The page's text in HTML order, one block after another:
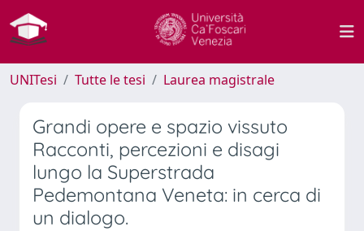
UNITesi Tutte le tesi Laurea magistrale
Grandi opere e spazio vissuto
Racconti, percezioni e disagi
lungo la Superstrada
Pedemontana Veneta: in cerca di
un dialogo.